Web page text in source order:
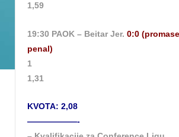
1,59
19:30 PAOK – Beitar Jer. 0:0
penal)
1
1,31
KVOTA: 2,08
——————-